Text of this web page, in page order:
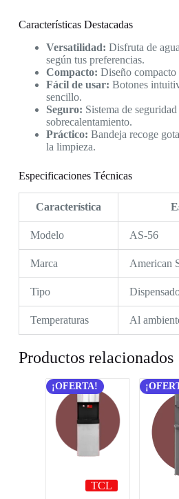
Características Destacadas
Versatilidad: Disfruta de
según tus preferencias.
Compacto: Diseño compacto
Fácil de usar: Botones
sencillo.
Seguro: Sistema de
sobrecalentamiento.
Práctico: Bandeja recoge
la limpieza.
Especificaciones Técnicas
Característica
Modelo AS-56
Marca American
Tipo
Temperaturas Al
Productos relacionados
¡OFERTA!
TCL